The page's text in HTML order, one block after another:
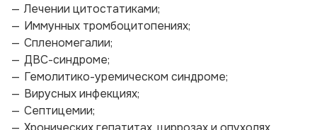
Лечении цитостатиками;
Иммунных тромбоцитопениях;
Спленомегалии;
ДВС-синдроме;
Гемолитико-уремическом синдроме;
Вирусных инфекциях;
Септицемии;